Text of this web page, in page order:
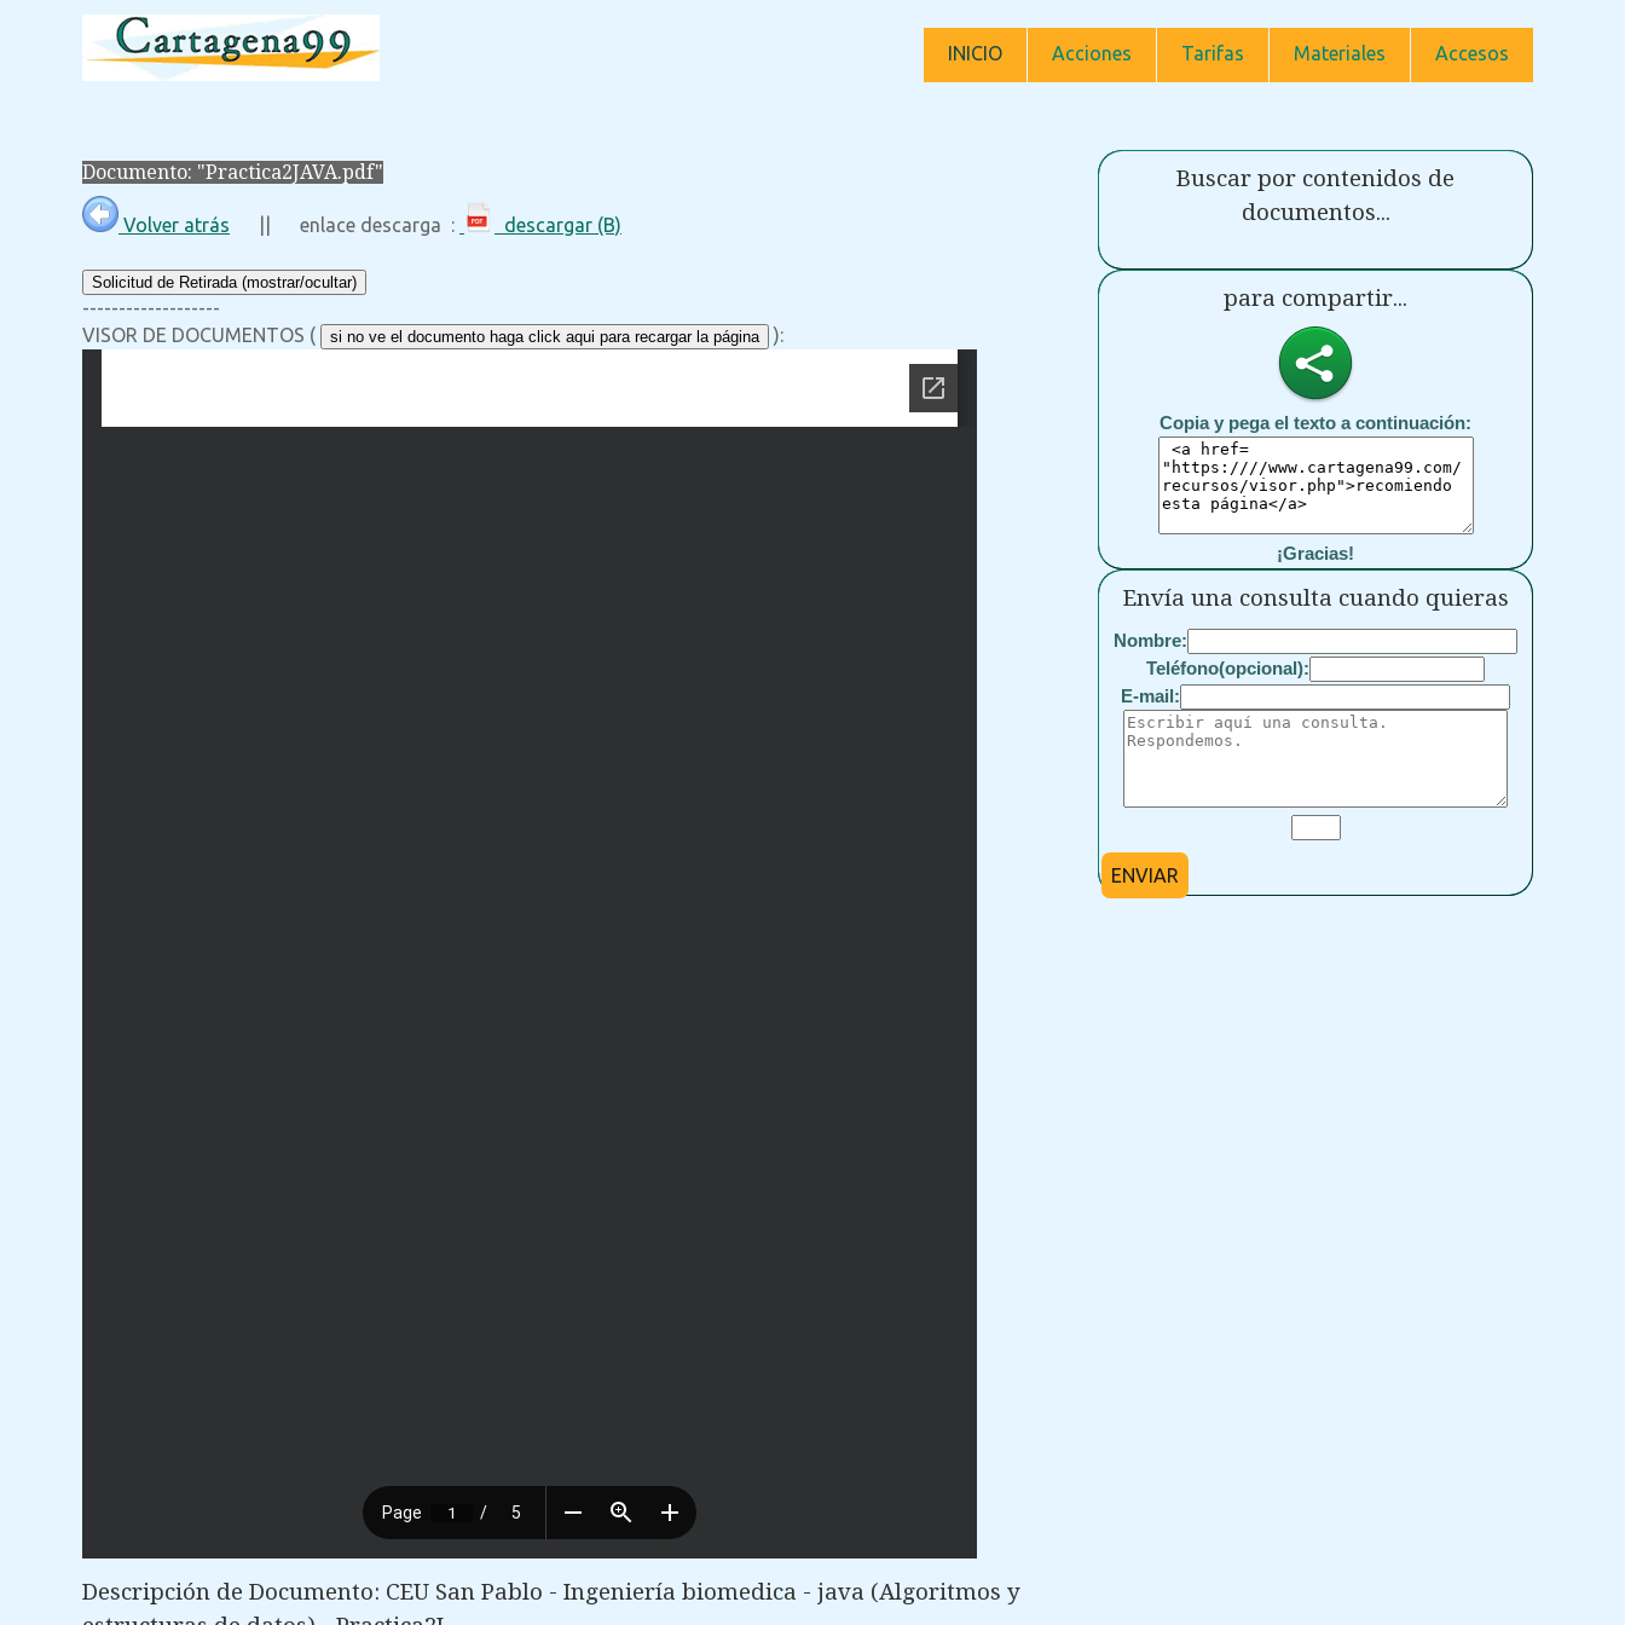
INICIO Acciones Tarifas Materiales Accesos
Documento: "Practica2JAVA.pdf"
Volver atrás || enlace descarga : descargar (B)
Solicitud de Retirada (mostrar/ocultar)
-------------------
VISOR DE DOCUMENTOS (
si no ve el documento haga click aqui para recargar la página ):
Descripción de Documento: CEU San Pablo - Ingeniería biomedica - java (Algoritmos y
Buscar por contenidos de
documentos...
para compartir...
Copia y pega el texto a continuación:
¡Gracias!
Envía una consulta cuando quieras
Nombre:
Teléfono(opcional):
E-mail:
ENVIAR